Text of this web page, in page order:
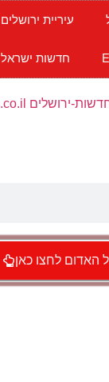
עיריית ירושלים
חדשות ישראל
האדום לחצו כאן